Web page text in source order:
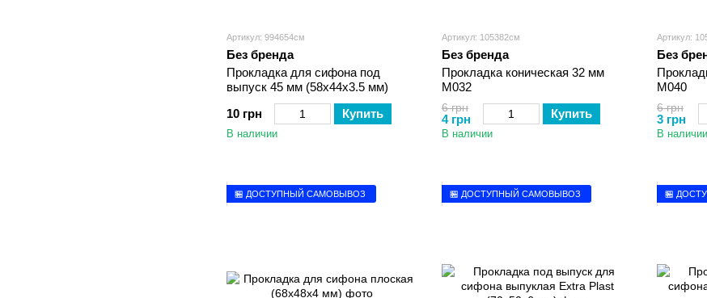
Артикул: 994654см
Без бренда
Прокладка для сифона под
выпуск 45 мм (58х44х3.5 мм)
10 грн
Купить
В наличии
Артикул: 105382см
Без бренда
Прокладка коническая 32 мм
М032
6 грн
4 грн Купить
В наличии
Артикул:
Без
М040
6 грн
3 грн
В наличии
🏪 ДОСТУПНЫЙ САМОВЫВОЗ 🏪 ДОСТУПНЫЙ САМОВЫВОЗ 🏪